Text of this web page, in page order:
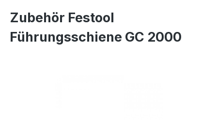
Zubehör Festool
Führungsschiene GC 2000